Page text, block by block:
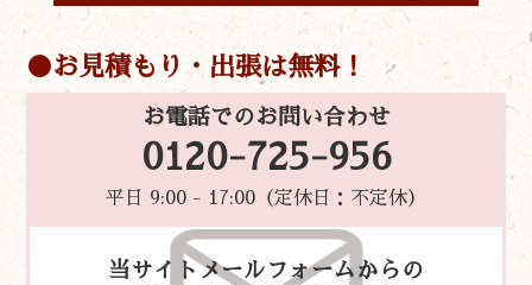
お見積もり・出張は無料！
お電話でのお問い合わせ
0120-725-956
平日 9:00 - 17:00（定休日：不定休）
当サイトメールフォームからの